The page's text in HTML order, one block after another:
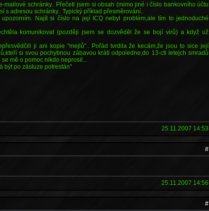
schránky.. Přečetl jsem si obsah (mimo jiné i číslo bankovního účtu
adresou schránky.. Typický příklad přesměrování..
Najít si číslo na její ICQ nebyl problém,ale tím to jednoduché
komunikovat (později jsem se dozvěděl že se bojí virů) a když už
ji ani kopie "mejlů".. Pořád tvrdila že kecám,že jsou to sice její
si svou pochybnou zábavou krátí odpoledne,do 13-cti letejch smradů
mě o pomoc nikdo neprosil...
být po zásluze potrestán"
25.11.2007 14:53
#
25.11.2007 14:56
#